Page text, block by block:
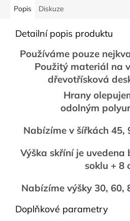
Popis Diskuze
Detailní popis produktu
Používáme pouze
Použitý materiál na
dřevotřísková
Hrany
odolným
Nabízíme v šířkách 45,
Výška skříní je uvedena
soklu + 8
Nabízíme výšky 30, 60,
Doplňkové parametry